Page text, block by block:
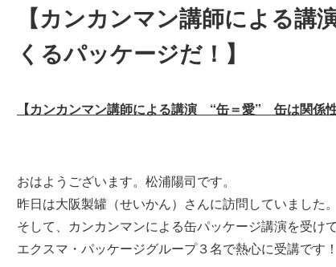
【カンカンマン講師による
くるパッケージだ！】
【カンカンマン講師による講演 “缶＝愛” 缶は関係
おはようございます。松浦陽司です。
昨日は大阪製罐（せいかん）さんに訪問していました。
そして、カンカンマンによる缶パッケージ講演を受け
エクスマ・パッケージグループ３名で熱心に受講です！